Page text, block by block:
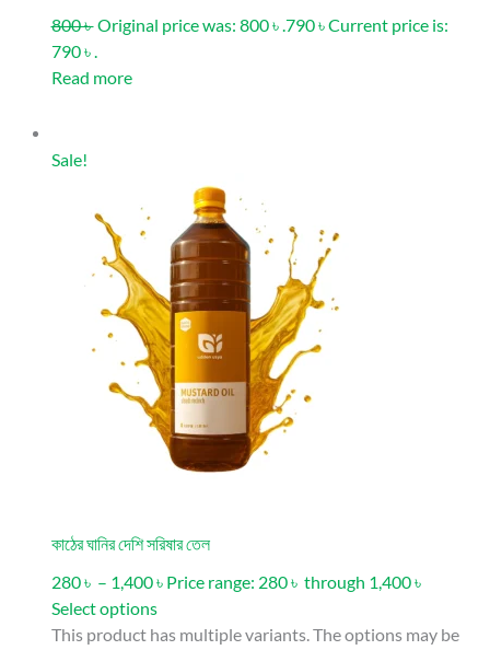
800 ৳Original price was: 800 ৳ .790 ৳Current price is:
790 ৳ .
Read more
Sale!
কাঠের ঘানির দেশি সরিষার তেল
280 ৳ – 1,400 ৳ Price range: 280 ৳ through 1,400 ৳
Select options
This product has multiple variants. The options may be